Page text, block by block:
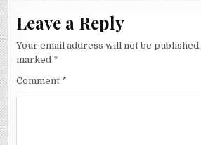
Leave a Reply
Your email address will not be published.
marked *
Comment *